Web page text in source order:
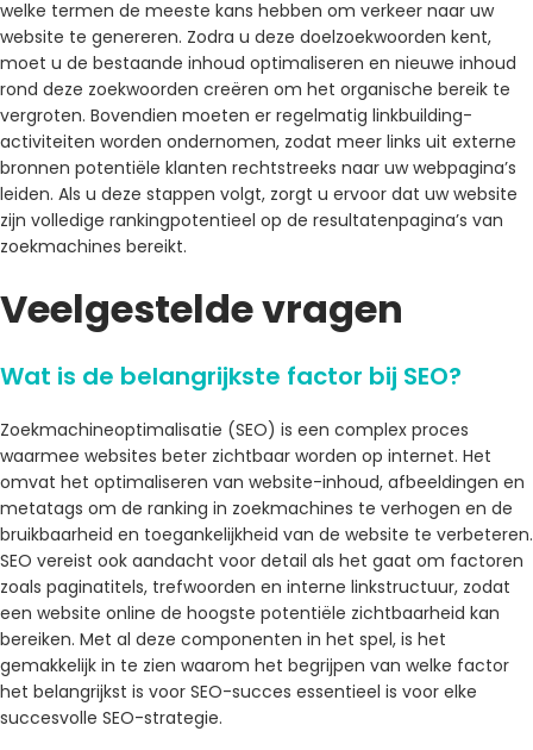
welke termen de meeste kans hebben om verkeer naar uw
website te genereren. Zodra u deze doelzoekwoorden kent,
moet u de bestaande inhoud optimaliseren en nieuwe inhoud
rond deze zoekwoorden creëren om het organische bereik te
vergroten. Bovendien moeten er regelmatig linkbuilding-
activiteiten worden ondernomen, zodat meer links uit externe
bronnen potentiële klanten rechtstreeks naar uw webpagina’s
leiden. Als u deze stappen volgt, zorgt u ervoor dat uw website
zijn volledige rankingpotentieel op de resultatenpagina’s van
zoekmachines bereikt.
Veelgestelde vragen
Wat is de belangrijkste factor bij SEO?
Zoekmachineoptimalisatie (SEO) is een complex proces
waarmee websites beter zichtbaar worden op internet. Het
omvat het optimaliseren van website-inhoud, afbeeldingen en
metatags om de ranking in zoekmachines te verhogen en de
bruikbaarheid en toegankelijkheid van de website te verbeteren.
SEO vereist ook aandacht voor detail als het gaat om factoren
zoals paginatitels, trefwoorden en interne linkstructuur, zodat
een website online de hoogste potentiële zichtbaarheid kan
bereiken. Met al deze componenten in het spel, is het
gemakkelijk in te zien waarom het begrijpen van welke factor
het belangrijkst is voor SEO-succes essentieel is voor elke
succesvolle SEO-strategie.